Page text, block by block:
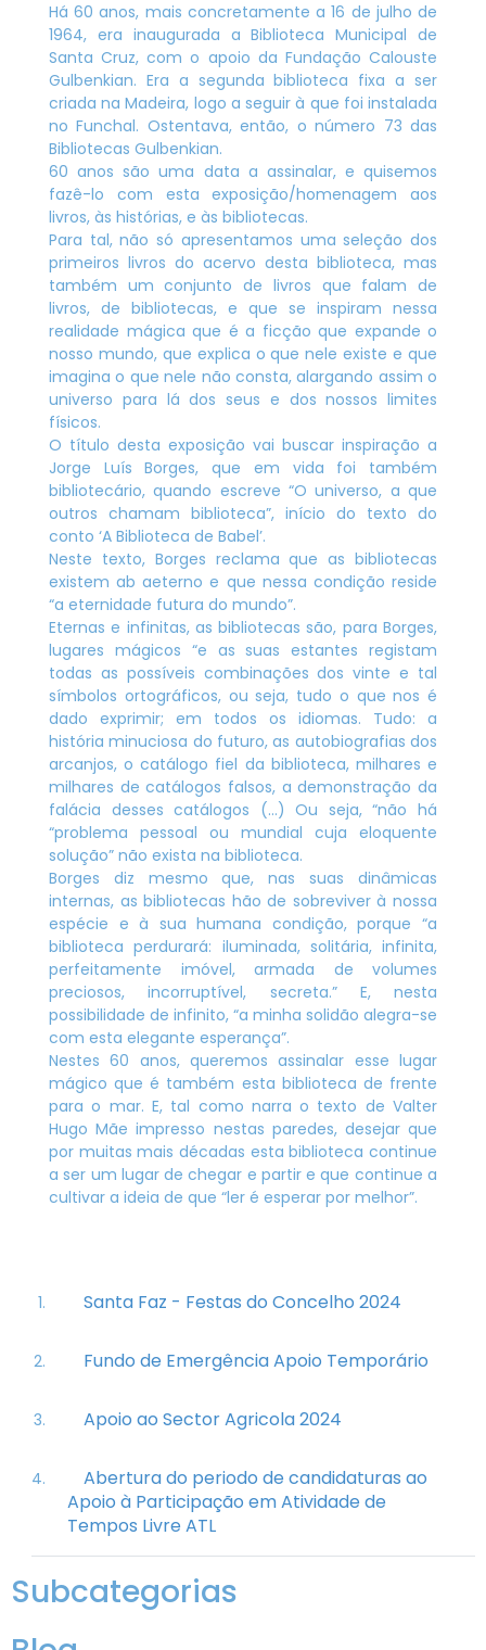
Há 60 anos, mais concretamente a 16 de julho de
1964, era inaugurada a Biblioteca Municipal de
Santa Cruz, com o apoio da Fundação Calouste
Gulbenkian. Era a segunda biblioteca fixa a ser
criada na Madeira, logo a seguir à que foi instalada
no Funchal. Ostentava, então, o número 73 das
Bibliotecas Gulbenkian.
60 anos são uma data a assinalar, e quisemos
fazê-lo com esta exposição/homenagem aos
livros, às histórias, e às bibliotecas.
Para tal, não só apresentamos uma seleção dos
primeiros livros do acervo desta biblioteca, mas
também um conjunto de livros que falam de
livros, de bibliotecas, e que se inspiram nessa
realidade mágica que é a ficção que expande o
nosso mundo, que explica o que nele existe e que
imagina o que nele não consta, alargando assim o
universo para lá dos seus e dos nossos limites
físicos.
O título desta exposição vai buscar inspiração a
Jorge Luís Borges, que em vida foi também
bibliotecário, quando escreve “O universo, a que
outros chamam biblioteca”, início do texto do
conto ‘A Biblioteca de Babel’.
Neste texto, Borges reclama que as bibliotecas
existem ab aeterno e que nessa condição reside
“a eternidade futura do mundo”.
Eternas e infinitas, as bibliotecas são, para Borges,
lugares mágicos “e as suas estantes registam
todas as possíveis combinações dos vinte e tal
símbolos ortográficos, ou seja, tudo o que nos é
dado exprimir; em todos os idiomas. Tudo: a
história minuciosa do futuro, as autobiografias dos
arcanjos, o catálogo fiel da biblioteca, milhares e
milhares de catálogos falsos, a demonstração da
falácia desses catálogos (…) Ou seja, “não há
“problema pessoal ou mundial cuja eloquente
solução” não exista na biblioteca.
Borges diz mesmo que, nas suas dinâmicas
internas, as bibliotecas hão de sobreviver à nossa
espécie e à sua humana condição, porque “a
biblioteca perdurará: iluminada, solitária, infinita,
perfeitamente imóvel, armada de volumes
preciosos, incorruptível, secreta.” E, nesta
possibilidade de infinito, “a minha solidão alegra-se
com esta elegante esperança”.
Nestes 60 anos, queremos assinalar esse lugar
mágico que é também esta biblioteca de frente
para o mar. E, tal como narra o texto de Valter
Hugo Mãe impresso nestas paredes, desejar que
por muitas mais décadas esta biblioteca continue
a ser um lugar de chegar e partir e que continue a
cultivar a ideia de que “ler é esperar por melhor”.
Santa Faz - Festas do Concelho 2024
Fundo de Emergência Apoio Temporário
Apoio ao Sector Agricola 2024
Abertura do periodo de candidaturas ao
Apoio à Participação em Atividade de
Tempos Livre ATL
Subcategorias